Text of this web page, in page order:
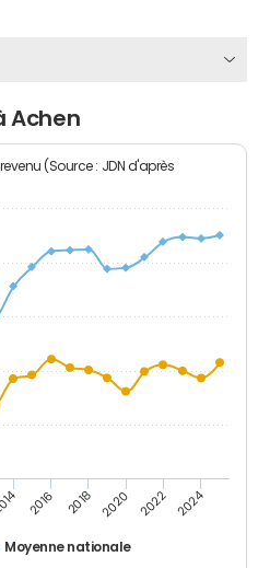
Achen
(Source : JDN d'après
Moyenne nationale
2016 2018 2020 2022 2024